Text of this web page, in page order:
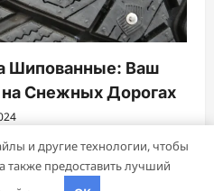
Шипованные: Ваш
Снежных Дорогах
права зарезервированы.
и другие технологии, чтобы
также предоставить лучший